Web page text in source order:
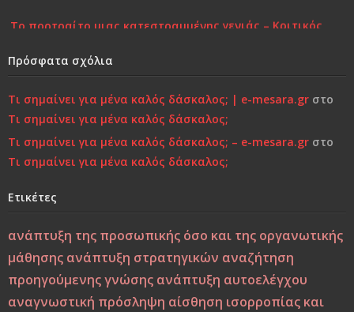
Το πορτραίτο μιας κατεστραμμένης γενιάς – Κριτικός
Επιστροφή στην Παιδικότητα “τώρα”..!
Κάτι τελειώνει, μέρα με τη μέρα… Μήπως είναι πια πολύ
αργά;»…
Καιρούς: Οικογένεια, Σχολείο και Κοινωνία σε
Φιλοσοφική και Κριτική Προσέγγιση
Εσύ φταις, φώναξε, εσύ!
Μεταξύ σφύρας και άκμονος. Η νεότητα της ελπίδας ως
Πρόσφατα σχόλια
Τι σημαίνει για μένα καλός δάσκαλος; | e-mesara.gr στο
Τι σημαίνει για μένα καλός δάσκαλος;
Τι σημαίνει για μένα καλός δάσκαλος; – e-mesara.gr στο
Τι σημαίνει για μένα καλός δάσκαλος;
Ετικέτες
ανάπτυξη της προσωπικής όσο και της οργανωτικής
μάθησης ανάπτυξη στρατηγικών αναζήτηση
προηγούμενης γνώσης ανάπτυξη αυτοελέγχου
αναγνωστική πρόσληψη αίσθηση ισορροπίας και